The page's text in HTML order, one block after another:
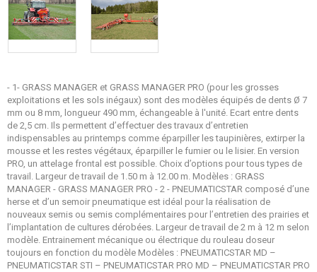
- 1- GRASS MANAGER et GRASS MANAGER PRO (pour les grosses
exploitations et les sols inégaux) sont des modèles équipés de dents Ø 7
mm ou 8 mm, longueur 490 mm, échangeable à l'unité. Ecart entre dents
de 2,5 cm. Ils permettent d’effectuer des travaux d’entretien
indispensables au printemps comme éparpiller les taupinières, extirper la
mousse et les restes végétaux, éparpiller le fumier ou le lisier. En version
PRO, un attelage frontal est possible. Choix d’options pour tous types de
travail. Largeur de travail de 1.50 m à 12.00 m. Modèles : GRASS
MANAGER - GRASS MANAGER PRO - 2 - PNEUMATICSTAR composé d’une
herse et d’un semoir pneumatique est idéal pour la réalisation de
nouveaux semis ou semis complémentaires pour l’entretien des prairies et
l’implantation de cultures dérobées. Largeur de travail de 2 m à 12 m selon
modèle. Entrainement mécanique ou électrique du rouleau doseur
toujours en fonction du modèle Modèles : PNEUMATICSTAR MD –
PNEUMATICSTAR STI – PNEUMATICSTAR PRO MD – PNEUMATICSTAR PRO